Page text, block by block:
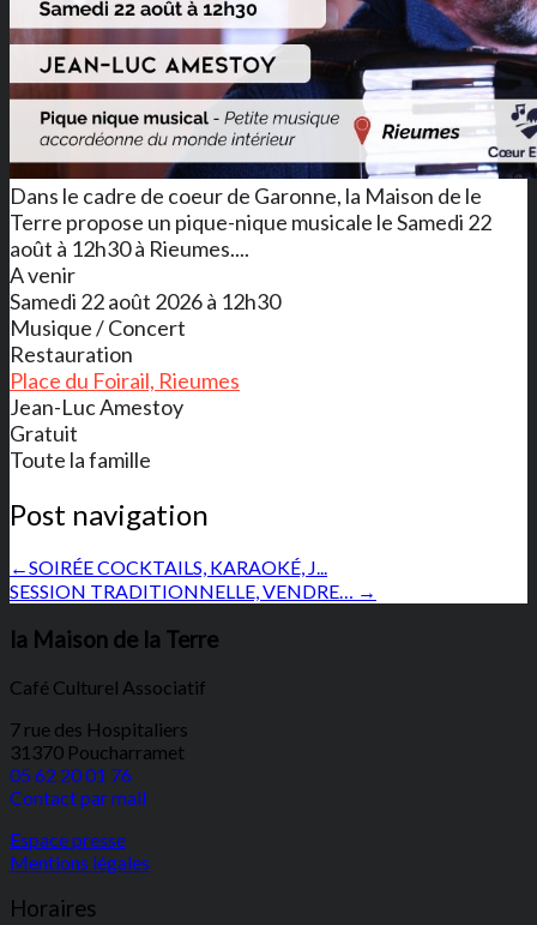
Dans le cadre de coeur de Garonne, la Maison de le
Terre propose un pique-nique musicale le Samedi 22
août à 12h30 à Rieumes....
A venir
Samedi 22 août 2026 à 12h30
Musique / Concert
Restauration
Place du Foirail, Rieumes
Jean-Luc Amestoy
Gratuit
Toute la famille
Post navigation
←SOIRÉE COCKTAILS, KARAOKÉ, J...
SESSION TRADITIONNELLE, VENDRE… →
la Maison de la Terre
Café Culturel Associatif
7 rue des Hospitaliers
31370 Poucharramet
05 62 20 01 76
Contact par mail
Espace presse
Mentions légales
Horaires